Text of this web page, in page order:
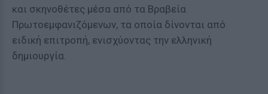
και σκηνοθέτες μέσα από τα Βραβεία
Πρωτοεμφανιζόμενων, τα οποία δίνονται από
ειδική επιτροπή, ενισχύοντας την ελληνική
δημιουργία.